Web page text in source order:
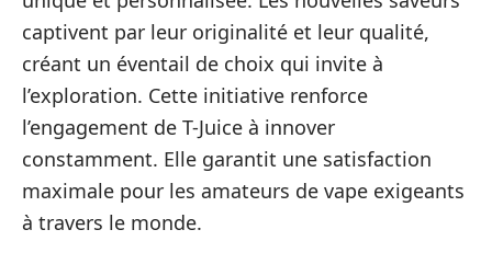
captivent par leur originalité et leur qualité,
créant un éventail de choix qui invite à
l’exploration. Cette initiative renforce
l’engagement de T-Juice à innover
constamment. Elle garantit une satisfaction
maximale pour les amateurs de vape exigeants
à travers le monde.